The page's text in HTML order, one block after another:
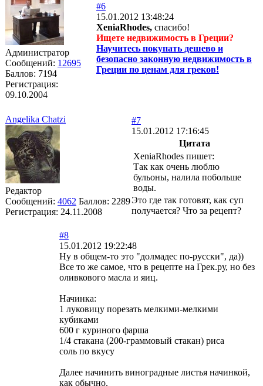
Администратор
Сообщений: 12695
Баллов: 7194
Регистрация:
09.10.2004
#6
15.01.2012 13:48:24
XeniaRhodes, спасибо!
Ищете недвижимость в Греции?
Научитесь покупать дешево и
безопасно законную недвижимость в
Греции по ценам для греков!
Angelika Chatzi
Редактор
Сообщений: 4062 Баллов: 2289
Регистрация: 24.11.2008
#7
15.01.2012 17:16:45
Цитата
XeniaRhodes пишет:
Так как очень люблю
бульоны, налила побольше
воды.
Это где так готовят, как суп
получается? Что за рецепт?
#8
15.01.2012 19:22:48
Ну в общем-то это "долмадес по-русски", да))
Все то же самое, что в рецепте на Грек.ру, но без
оливкового масла и яиц.
Начинка:
1 луковицу порезать мелкими-мелкими
кубиками
600 г куриного фарша
1/4 стакана (200-граммовый стакан) риса
соль по вкусу
Далее начинить виноградные листья начинкой,
как обычно.